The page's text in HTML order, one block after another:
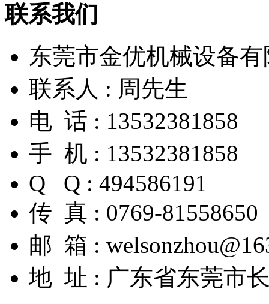
联系我们
东莞市金优机械设备
联系人 : 周先生
电 话 : 13532381858
手 机 : 13532381858
Q Q : 494586191
传 真 : 0769-81558650
邮 箱 :
地 址 : 广东省东莞市